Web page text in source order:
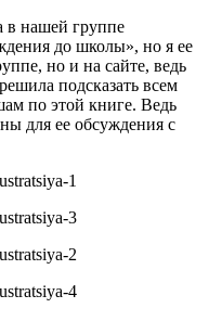
в нашей группе
до школы», но я ее
но и на сайте, ведь
подсказать всем
по этой книге. Ведь
для ее обсуждения с